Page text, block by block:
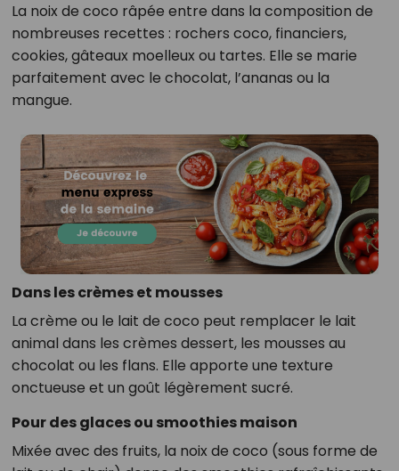
La noix de coco râpée entre dans la composition de
nombreuses recettes : rochers coco, financiers,
cookies, gâteaux moelleux ou tartes. Elle se marie
parfaitement avec le chocolat, l’ananas ou la
mangue.
Dans les crèmes et mousses
La crème ou le lait de coco peut remplacer le lait
animal dans les crèmes dessert, les mousses au
chocolat ou les flans. Elle apporte une texture
onctueuse et un goût légèrement sucré.
Pour des glaces ou smoothies maison
Mixée avec des fruits, la noix de coco (sous forme de